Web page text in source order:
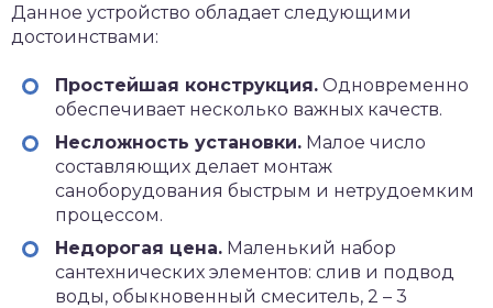
Данное устройство обладает следующими
достоинствами:
Простейшая конструкция. Одновременно
обеспечивает несколько важных качеств.
Несложность установки. Малое число
составляющих делает монтаж
саноборудования быстрым и нетрудоемким
процессом.
Недорогая цена. Маленький набор
сантехнических элементов: слив и подвод
воды, обыкновенный смеситель, 2 – 3